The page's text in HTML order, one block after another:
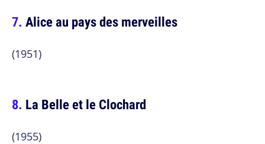
Alice au pays des merveilles
(1951)
La Belle et le Clochard
(1955)